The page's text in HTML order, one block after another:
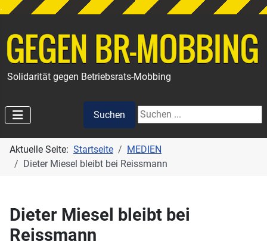
.
Solidarität gegen Betriebsrats-Mobbing
Suchen
Suchen
Aktuelle Seite: Startseite
MEDIEN
Dieter Miesel bleibt bei Reissmann
Dieter Miesel bleibt bei
Reissmann